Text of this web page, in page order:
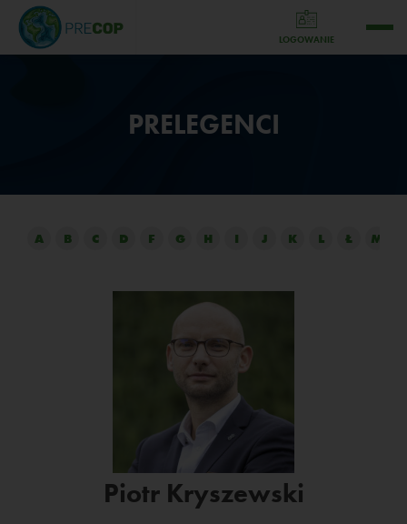
LOGOWANIE
PRELEGENCI
A B C D F G H I J K L Ł M
Piotr Kryszewski